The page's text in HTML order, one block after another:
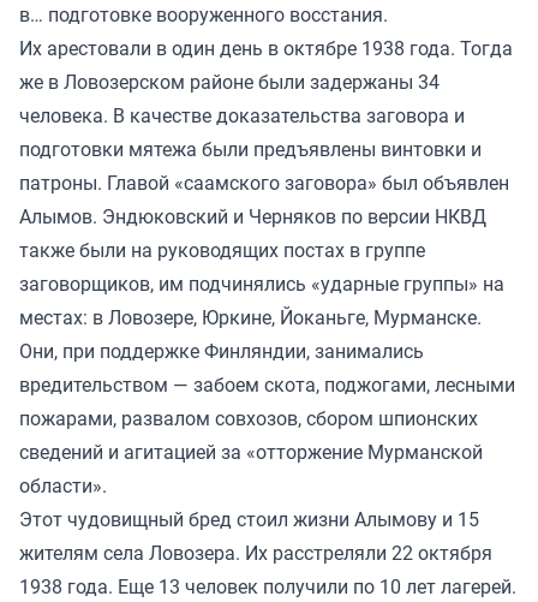
в… подготовке вооруженного восстания.
Их арестовали в один день в октябре 1938 года. Тогда
же в Ловозерском районе были задержаны 34
человека. В качестве доказательства заговора и
подготовки мятежа были предъявлены винтовки и
патроны. Главой «саамского заговора» был объявлен
Алымов. Эндюковский и Черняков по версии НКВД
также были на руководящих постах в группе
заговорщиков, им подчинялись «ударные группы» на
местах: в Ловозере, Юркине, Йоканьге, Мурманске.
Они, при поддержке Финляндии, занимались
вредительством — забоем скота, поджогами, лесными
пожарами, развалом совхозов, сбором шпионских
сведений и агитацией за «отторжение Мурманской
области».
Этот чудовищный бред стоил жизни Алымову и 15
жителям села Ловозера. Их расстреляли 22 октября
1938 года. Еще 13 человек получили по 10 лет лагерей.